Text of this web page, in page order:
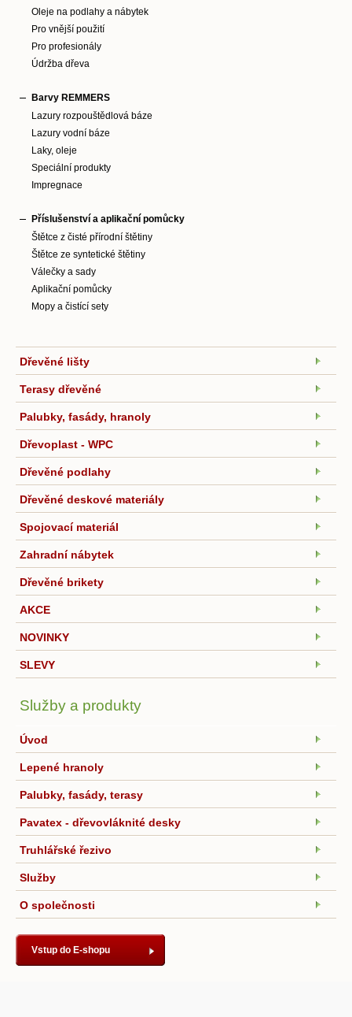
Oleje na podlahy a nábytek
Pro vnější použití
Pro profesionály
Údržba dřeva
Barvy REMMERS
Lazury rozpouštědlová báze
Lazury vodní báze
Laky, oleje
Speciální produkty
Impregnace
Příslušenství a aplikační pomůcky
Štětce z čisté přírodní štětiny
Štětce ze syntetické štětiny
Válečky a sady
Aplikační pomůcky
Mopy a čistící sety
Dřevěné lišty
Terasy dřevěné
Palubky, fasády, hranoly
Dřevoplast - WPC
Dřevěné podlahy
Dřevěné deskové materiály
Spojovací materiál
Zahradní nábytek
Dřevěné brikety
AKCE
NOVINKY
SLEVY
Služby a produkty
Úvod
Lepené hranoly
Palubky, fasády, terasy
Pavatex - dřevovláknité desky
Truhlářské řezivo
Služby
O společnosti
Vstup do E-shopu